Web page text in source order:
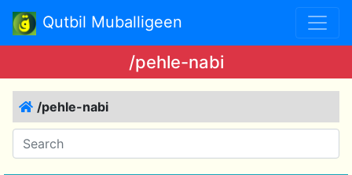
Qutbil Muballigeen
/pehle-nabi
/pehle-nabi